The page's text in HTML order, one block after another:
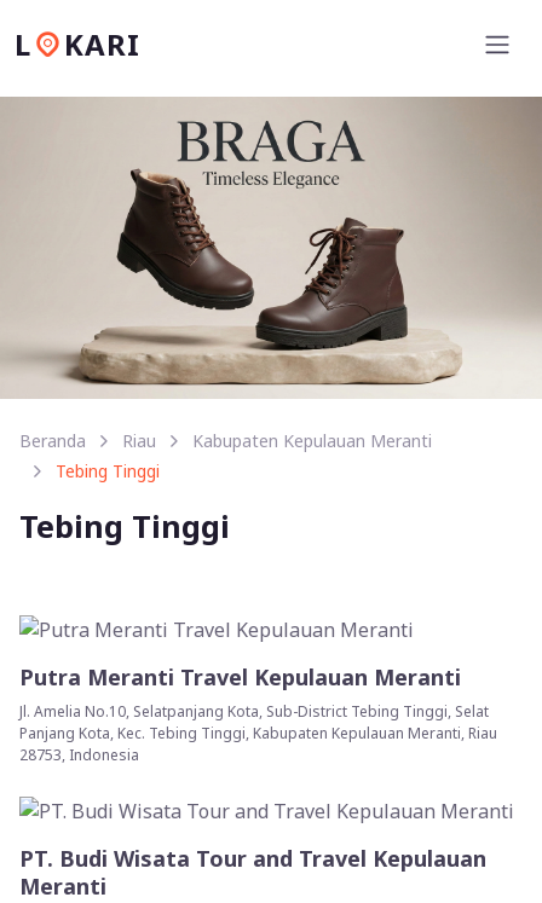
L KARI
Beranda Riau
Kabupaten Kepulauan Meranti
Tebing Tinggi
Tebing Tinggi
Putra Meranti Travel Kepulauan Meranti
Jl. Amelia No.10, Selatpanjang Kota, Sub-District Tebing Tinggi, Selat
Panjang Kota, Kec. Tebing Tinggi, Kabupaten Kepulauan Meranti, Riau
28753, Indonesia
PT. Budi Wisata Tour and Travel Kepulauan
Meranti